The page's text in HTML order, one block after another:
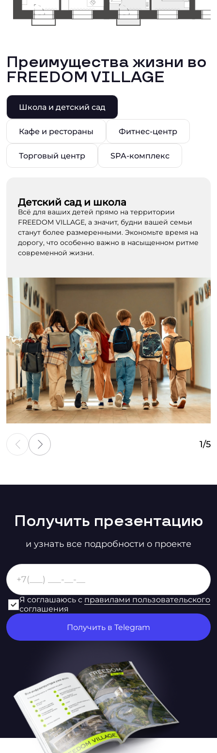
Преимущества жизни во
FREEDOM VILLAGE
Школа и детский сад
Кафе и рестораны Фитнес-центр
Торговый центр SPA-комплекс
Детский сад и школа
Всё для ваших детей прямо на территории
FREEDOM VILLAGE, а значит, будни вашей семьи
станут более размеренными. Экономьте время на
дорогу, что особенно важно в насыщенном ритме
современной жизни.
1/5
Получить презентацию
и узнать все подробности о проекте
Я соглашаюсь с правилами пользовательского
соглашения